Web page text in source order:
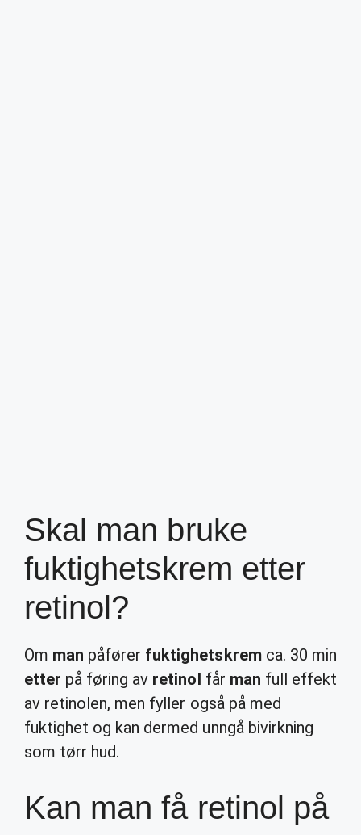
Skal man bruke
fuktighetskrem etter
retinol?
Om man påfører fuktighetskremca. 30 min
etter på føring av retinol får man full effekt
av retinolen, men fyller også på med
fuktighet og kan dermed unngå bivirkning
som tørr hud.
Kan man få retinol på